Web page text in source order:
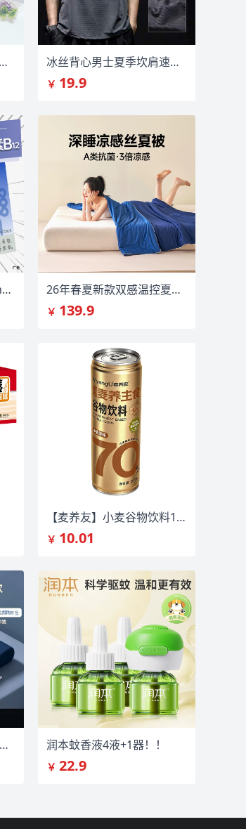
创意玻璃杯办公室学生吸管杯泡茶杯 冰丝背心男士夏季坎肩速干冰感宽松大码
￥ 19.9
斯利安中老年叶酸片0.4mgB12降同型90片 26年春夏新款双感温控夏凉被200×230
￥ 139.9
【麦养友】小麦谷物饮料1瓶
￥ 10.01
第三代深睡枕Pro3.0酒店同款记忆棉护颈枕 润本蚊香液4液+1器！！
￥ 22.9